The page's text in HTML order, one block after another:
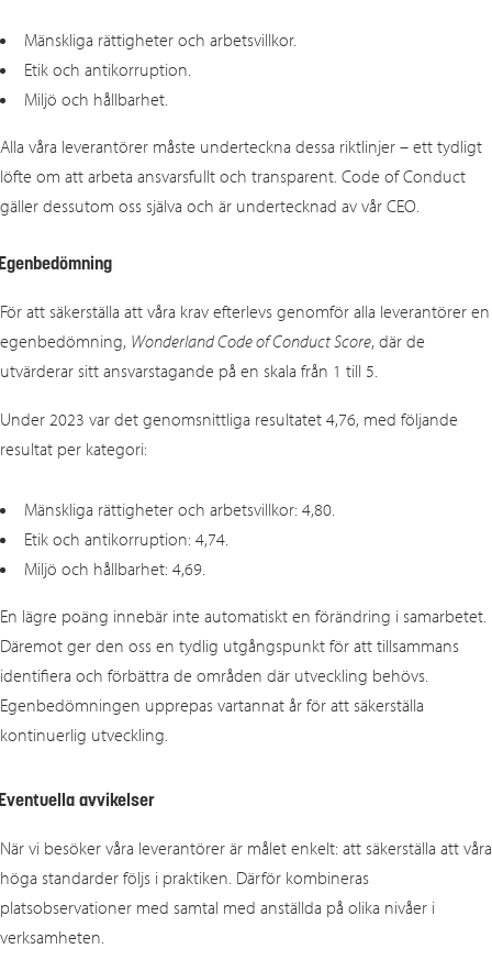
Mänskliga rättigheter och arbetsvillkor.
Etik och antikorruption.
Miljö och hållbarhet.
Alla våra leverantörer måste underteckna dessa riktlinjer – ett tydligt
löfte om att arbeta ansvarsfullt och transparent. Code of Conduct
gäller dessutom oss själva och är undertecknad av vår CEO.
För att säkerställa att våra krav efterlevs genomför alla leverantörer en
egenbedömning, Wonderland Code of Conduct Score, där de
utvärderar sitt ansvarstagande på en skala från 1 till 5.
Under 2023 var det genomsnittliga resultatet 4,76, med följande
resultat per kategori:
Mänskliga rättigheter och arbetsvillkor: 4,80.
Etik och antikorruption: 4,74.
Miljö och hållbarhet: 4,69.
En lägre poäng innebär inte automatiskt en förändring i samarbetet.
Däremot ger den oss en tydlig utgångspunkt för att tillsammans
identifiera och förbättra de områden där utveckling behövs.
Egenbedömningen upprepas vartannat år för att säkerställa
kontinuerlig utveckling.
avvikelser
När vi besöker våra leverantörer är målet enkelt: att säkerställa att våra
höga standarder följs i praktiken. Därför kombineras
platsobservationer med samtal med anställda på olika nivåer i
verksamheten.